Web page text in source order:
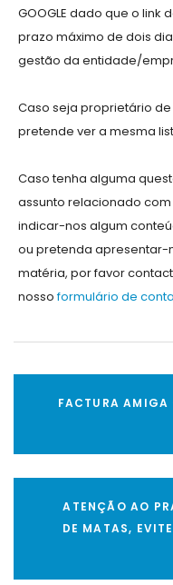
GOOGLE dado que o
prazo máximo de dois
gestão da entidade/
Caso seja proprietário
pretende ver a mesma
Caso tenha alguma
assunto relacionado
indicar-nos algum
ou pretenda apresentar-
matéria, por favor
nossoformulário de
FACTURA AMIGA
ATENÇÃO AO
DE MATAS,